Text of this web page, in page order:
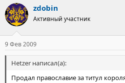
р
т
е
м
ы
н
а
ч
zdobin
Активный участник
9 Фев 2009
Hetzer написал(а):
Продал православие за титул